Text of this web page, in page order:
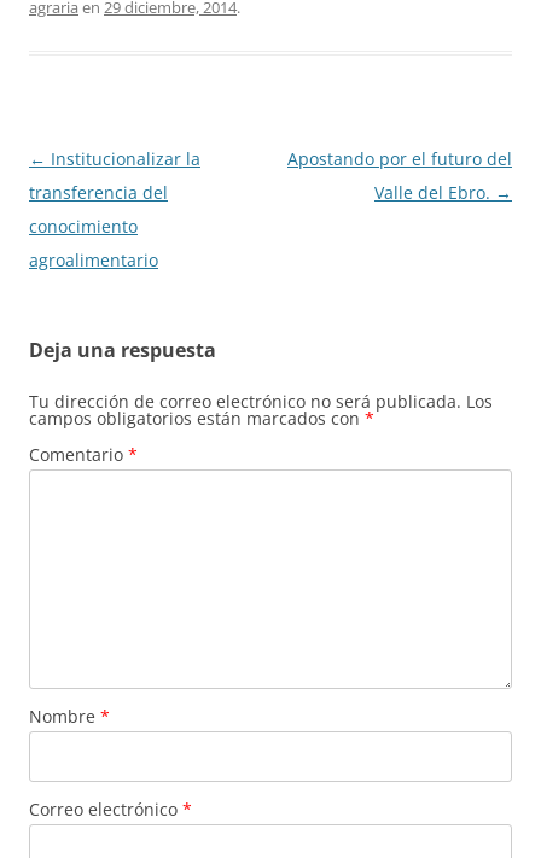
agraria en 29 diciembre, 2014.
Navegación
de
entradas
← Institucionalizar la
transferencia del
conocimiento
agroalimentario
Apostando por el futuro del
Valle del Ebro. →
Deja una respuesta
Tu dirección de correo electrónico no será publicada. Los
campos obligatorios están marcados con *
Comentario *
Nombre *
Correo electrónico *